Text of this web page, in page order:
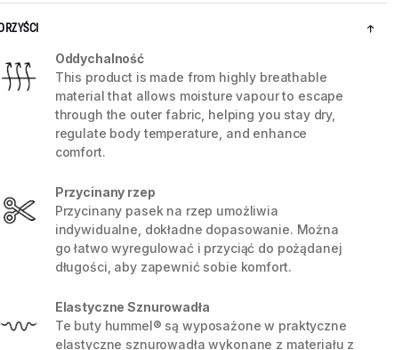
Oddychalność
This product is made from highly breathable
material that allows moisture vapour to escape
through the outer fabric, helping you stay dry,
regulate body temperature, and enhance
comfort.
Przycinany rzep
Przycinany pasek na rzep umożliwia
indywidualne, dokładne dopasowanie. Można
go łatwo wyregulować i przyciąć do pożądanej
długości, aby zapewnić sobie komfort.
Elastyczne Sznurowadła
Te buty hummel® są wyposażone w praktyczne
elastyczne sznurowadła wykonane z materiału z